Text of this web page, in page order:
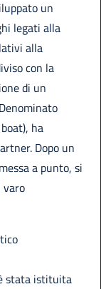
un
legati alla
alla
con la
di un
ha
Dopo un
a punto, si
varo
stata istituita